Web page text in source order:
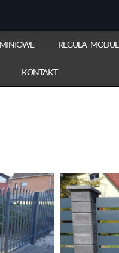
REGULA MODUL
KONTAKT